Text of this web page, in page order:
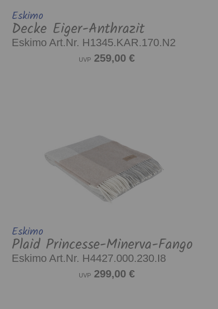
Eskimo
Decke Eiger-Anthrazit
Eskimo Art.Nr. H1345.KAR.170.N2
UVP 259,00 €
Eskimo
Plaid Princesse-Minerva-Fango
Eskimo Art.Nr. H4427.000.230.I8
UVP 299,00 €